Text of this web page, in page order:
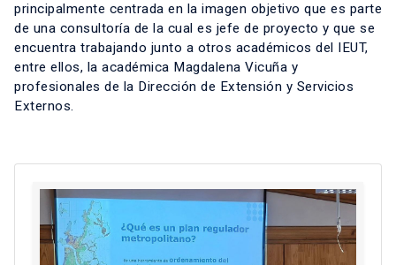
principalmente centrada en la imagen objetivo que es parte
de una consultoría de la cual es jefe de proyecto y que se
encuentra trabajando junto a otros académicos del IEUT,
entre ellos, la académica Magdalena Vicuña y
profesionales de la Dirección de Extensión y Servicios
Externos.